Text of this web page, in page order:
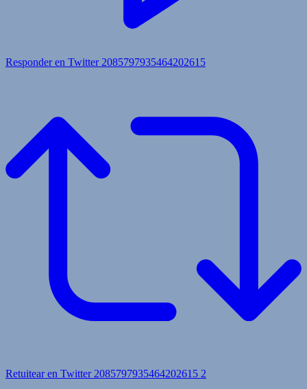
Responder en Twitter 2085797935464202615
Retuitear en Twitter 2085797935464202615 2